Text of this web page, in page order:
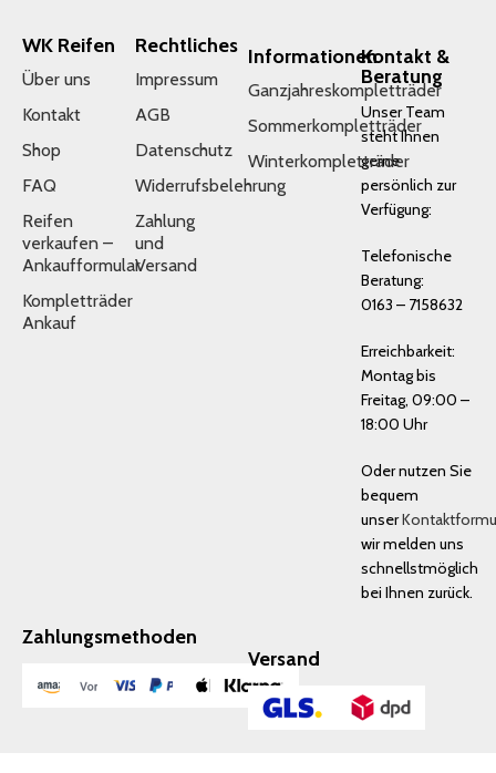
WK Reifen
Über uns
Kontakt
Shop
FAQ
Reifen
verkaufen –
Ankaufformular
Kompletträder
Ankauf
Rechtliches
Impressum
AGB
Datenschutz
Widerrufsbelehrung
Zahlung
und
Versand
Informationen
Ganzjahreskompletträder
Sommerkompletträder
Winterkompletträder
Kontakt &
Beratung
Unser Team
steht Ihnen
gerne
persönlich zur
Verfügung:
Telefonische
Beratung:
0163 – 7158632
Erreichbarkeit:
Montag bis
Freitag, 09:00 –
18:00 Uhr
Oder nutzen Sie
bequem
unser
wir melden uns
schnellstmöglich
bei Ihnen zurück.
Zahlungsmethoden
Versand